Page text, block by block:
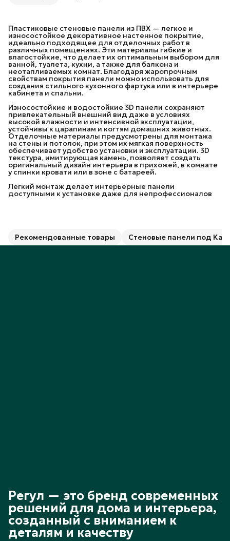
Пластиковые стеновые панели из ПВХ — легкое и
износостойкое декоративное настенное покрытие,
идеально подходящее для отделочных работ в
различных помещениях. Эти материалы гибкие и
влагостойкие, что делает их оптимальным выбором для
ванной, туалета, кухни, а также для балкона и
неотапливаемых комнат. Благодаря жаропрочным
свойствам покрытия панели можно использовать для
создания стильного кухонного фартука или в интерьере
кабинета и спальни.
Износостойкие и водостойкие 3D панели сохраняют
привлекательный внешний вид даже в условиях
высокой влажности и интенсивной эксплуатации,
устойчивы к царапинам и когтям домашних животных.
Отделочные материалы предусмотрены для монтажа
на стены и потолок, при этом их мягкая поверхность
обеспечивает удобство установки и эксплуатации. 3D
текстура, имитирующая камень, позволяет создать
оригинальный дизайн интерьера в прихожей, в комнате
у спинки кровати или в зоне с батареей.
Легкий монтаж делает интерьерные панели
доступными к установке даже для непрофессионалов
Рекомендованные товары Стеновые панели под
Регул — это бренд современных
решений для дома и интерьера,
созданный с вниманием к
деталям и качеству